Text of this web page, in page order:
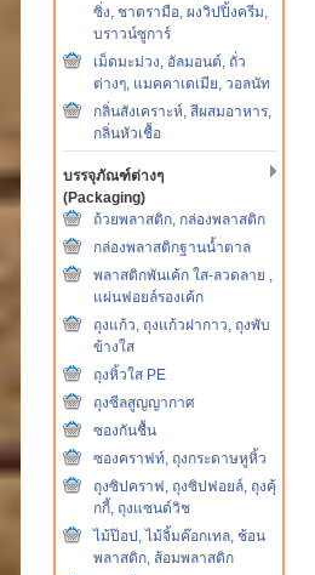
ซิ่ง, ชาตรามือ, ผงวิปปิ้งครีม,
บราวน์ซูการ์
เม็ดมะม่วง, อัลมอนต์, ถั่ว
ต่างๆ, แมคคาเดเมีย, วอลนัท
กลิ่นสังเคราะห์, สีผสมอาหาร,
กลิ่นหัวเชื้อ
บรรจุภัณฑ์ต่างๆ
(Packaging)
ถ้วยพลาสติก, กล่องพลาสติก
กล่องพลาสติกฐานน้ำตาล
พลาสติกพันเค้ก ใส-ลวดลาย ,
แผ่นฟอยล์รองเค้ก
ถุงแก้ว, ถุงแก้วฝากาว, ถุงพับ
ข้างใส
ถุงหิ้วใส PE
ถุงซีลสูญญากาศ
ซองกันชื้น
ซองคราฟท์, ถุงกระดาษหูหิ้ว
ถุงซิปคราฟ, ถุงซิปฟอยล์, ถุงคุ้
กกี้, ถุงแซนด์วิช
ไม้ป๊อป, ไม้จิ้มค๊อกเทล, ช้อน
พลาสติก, ส้อมพลาสติก